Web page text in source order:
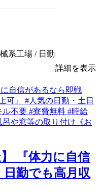
系工場 / 日勤
詳細を表示
『体力に自信
勤でも高月収